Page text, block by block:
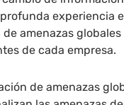
experiencia
amenazas
de cada empresa.
de amenazas